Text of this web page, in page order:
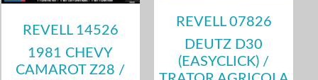
REVELL 14526
1981 CHEVY
CAMAROT Z28 /
REVELL 07826
DEUTZ D30
(EASYCLICK) /